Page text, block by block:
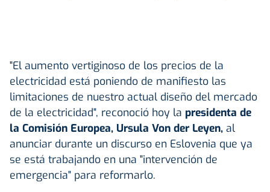
"El aumento vertiginoso de los precios de la
electricidad está poniendo de manifiesto las
limitaciones de nuestro actual diseño del mercado
de la electricidad", reconoció hoy la presidenta de
la Comisión Europea, Ursula Von der Leyen, al
anunciar durante un discurso en Eslovenia que ya
se está trabajando en una "intervención de
emergencia" para reformarlo.